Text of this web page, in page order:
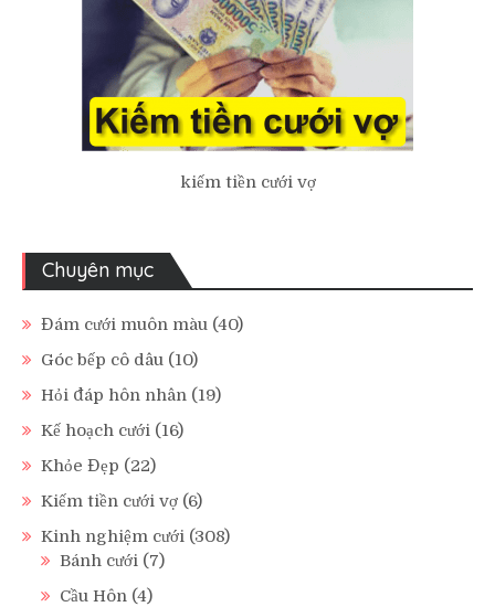
kiếm tiền cưới vợ
Chuyên mục
Đám cưới muôn màu (40)
Góc bếp cô dâu (10)
Hỏi đáp hôn nhân (19)
Kế hoạch cưới (16)
Khỏe Đẹp (22)
Kiếm tiền cưới vợ (6)
Kinh nghiệm cưới (308)
Bánh cưới (7)
Cầu Hôn (4)